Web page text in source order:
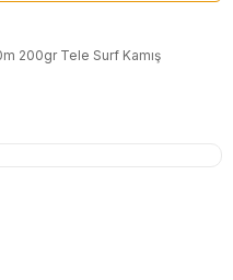
200gr Tele Surf Kamış